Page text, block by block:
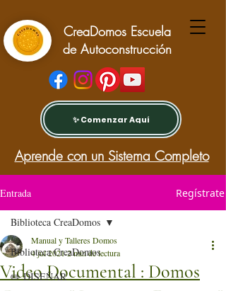
CreaDomos Escuela
de Autoconstrucción
✨ Comenzar Aquí
Aprende con un Sistema Completo
Entrada Regístrate
Biblioteca CreaDomos
✏️ DISEÑAR
Biblioteca CreaDomos
Video Documental : Domos
Manual y Talleres Domos
4 jul 20212 min de lectura